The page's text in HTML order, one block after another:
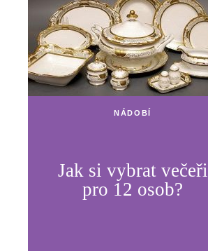
NÁDOBÍ
Jak si vybrat večeři
pro 12 osob?